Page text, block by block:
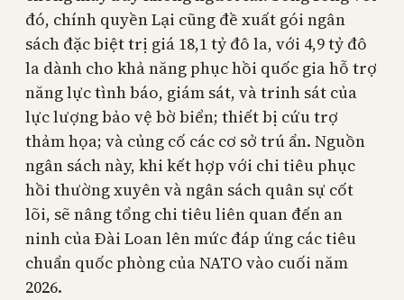
đó, chính quyền Lại cũng đề xuất gói ngân
sách đặc biệt trị giá 18,1 tỷ đô la, với 4,9 tỷ đô
la dành cho khả năng phục hồi quốc gia hỗ trợ
năng lực tình báo, giám sát, và trinh sát của
lực lượng bảo vệ bờ biển; thiết bị cứu trợ
thảm họa; và củng cố các cơ sở trú ẩn. Nguồn
ngân sách này, khi kết hợp với chi tiêu phục
hồi thường xuyên và ngân sách quân sự cốt
lõi, sẽ nâng tổng chi tiêu liên quan đến an
ninh của Đài Loan lên mức đáp ứng các tiêu
chuẩn quốc phòng của NATO vào cuối năm
2026.